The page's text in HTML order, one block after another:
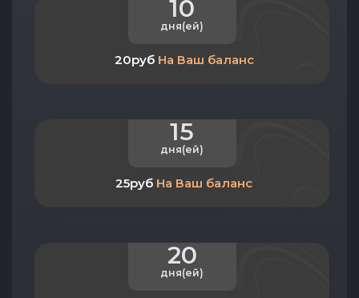
10
дня(ей)
20руб На Ваш баланс
15
дня(ей)
25руб На Ваш баланс
20
дня(ей)